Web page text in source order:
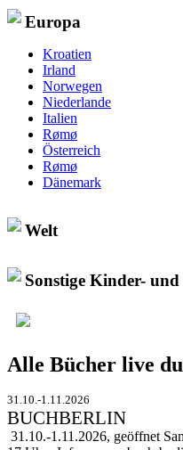
Europa
Kroatien
Irland
Norwegen
Niederlande
Italien
Rømø
Österreich
Rømø
Dänemark
Welt
Sonstige Kinder-
Alle Bücher live
31.10.-1.11.2026
BUCHBERLIN
31.10.-1.11.2026, geöffnet